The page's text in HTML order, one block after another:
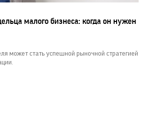
малого бизнеса: когда он нужен
может стать успешной рыночной стратегией